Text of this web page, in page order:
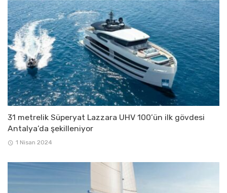
31 metrelik Süperyat Lazzara UHV 100’ün ilk gövdesi
Antalya’da şekilleniyor
1 Nisan 2024